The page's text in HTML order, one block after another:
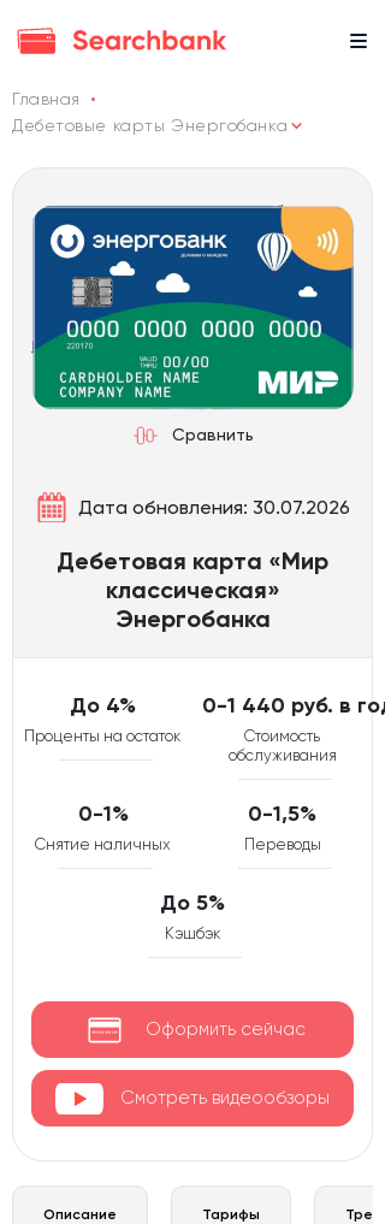
Главная
Дебетовые карты Энергобанка
Сравнить
Дата обновления: 30.07.2026
Дебетовая карта «Мир
классическая»
Энергобанка
До 4%
Проценты на остаток
0-1 440 руб. в год
Стоимость
обслуживания
0-1%
Снятие наличных
0-1,5%
Переводы
До 5%
Кэшбэк
Оформить сейчас
Смотреть видеообзоры
Описание Тарифы